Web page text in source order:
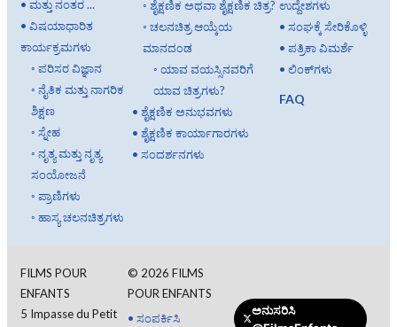
• ಮತ್ತು ನಂತರ ...
• ವಿಷಯಾಧಾರಿತ
ಕಾರ್ಯಕ್ರಮಗಳು
◦ ಪರಿಸರ ವಿಜ್ಞಾನ
◦ ನೈತಿಕ ಮತ್ತು ನಾಗರಿಕ
ಶಿಕ್ಷಣ
◦ ಸ್ನೇಹ
◦ ನೃತ್ಯ ಮತ್ತು ನೃತ್ಯ
ಸಂಯೋಜನೆ
◦ ಪ್ರಾಣಿಗಳು
◦ ಹಾಸ್ಯ ಚಲನಚಿತ್ರಗಳು
◦ ಶೈಕ್ಷಣಿಕ ಅಥವಾ ಶೈಕ್ಷಣಿಕ ಚಿತ್ರ?
◦ ಚಲನಚಿತ್ರ ಆಯ್ಕೆಯ
ಮಾನದಂಡ
◦ ಯಾವ ವಯಸ್ಸಿನವರಿಗೆ
ಯಾವ ಚಿತ್ರಗಳು?
• ಶೈಕ್ಷಣಿಕ ಅನುಭವಗಳು
• ಶೈಕ್ಷಣಿಕ ಕಾರ್ಯಾಗಾರಗಳು
• ಸಂದರ್ಶನಗಳು
ಉದ್ದೇಶಗಳು
•ಸಂಘಕ್ಕೆ ಸೇರಿಕೊಳ್ಳಿ
•ಪತ್ರಿಕಾ ವಿಮರ್ಶೆ
•ಲಿಂಕ್‌ಗಳು
FAQ
FILMS POUR
ENFANTS
5 Impasse du Petit
© 2026 FILMS
POUR ENFANTS
• ಸಂಪರ್ಕಿಸಿ
ಅನುಸರಿಸಿ